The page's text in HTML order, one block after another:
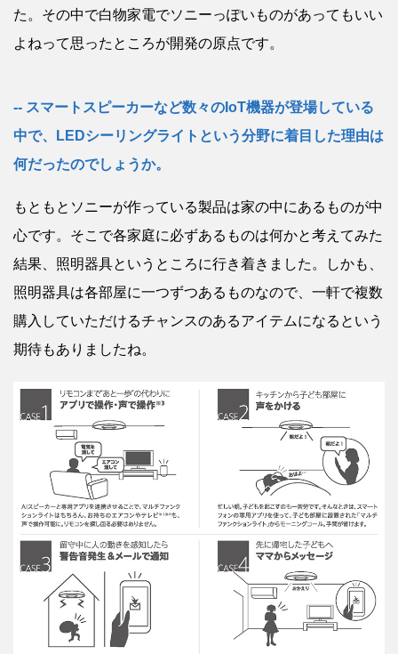
た。その中で白物家電でソニーっぽいものがあってもいい
よねって思ったところが開発の原点です。
スマートスピーカーなど数々のIoT機器が登場している
中で、LEDシーリングライトという分野に着目した理由は
何だったのでしょうか。
もともとソニーが作っている製品は家の中にあるものが中
心です。そこで各家庭に必ずあるものは何かと考えてみた
結果、照明器具というところに行き着きました。しかも、
照明器具は各部屋に一つずつあるものなので、一軒で複数
購入していただけるチャンスのあるアイテムになるという
期待もありましたね。